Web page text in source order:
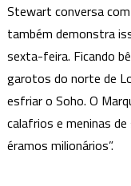
Stewart conversa
também demonstra
sexta-feira. Ficando
garotos do norte de
esfriar o Soho. O
calafrios e meninas
éramos milionários”.